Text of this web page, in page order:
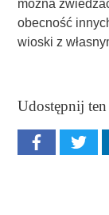
można
obecność
wioski z
Udostępnij ten